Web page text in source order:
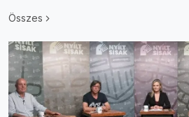
Összes